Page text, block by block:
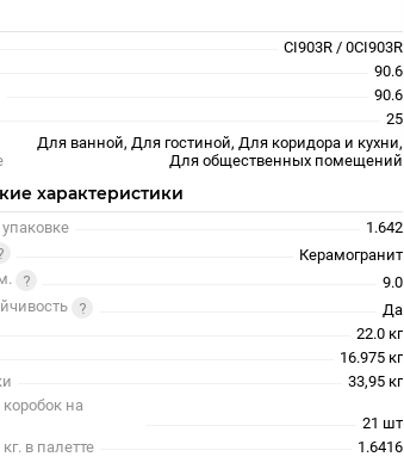
CI903R / 0CI903R
90.6
90.6
25
Для ванной, Для гостиной, Для коридора и кухни,
Для общественных помещений
характеристики
1.642
Керамогранит
9.0
Да
22.0 кг
16.975 кг
33,95 кг
на
21 шт
в палетте
1.6416